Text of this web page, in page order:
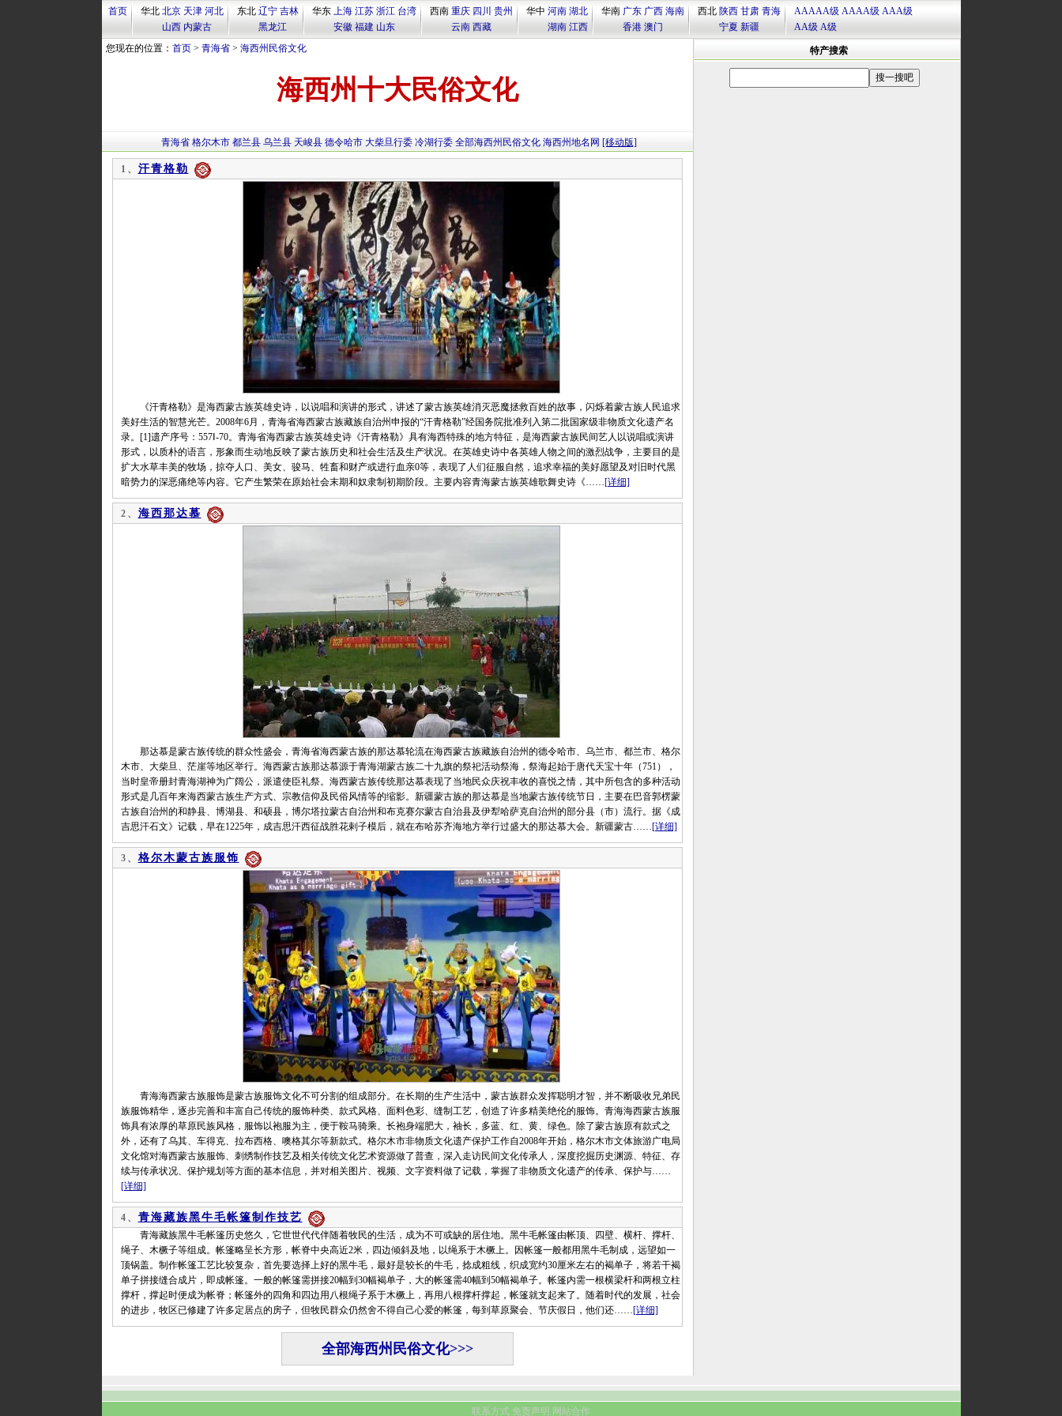
首页 华北 北京 天津 河北
山西 内蒙古
东北 辽宁 吉林
黑龙江
华东 上海 江苏 浙江 台湾
安徽 福建 山东
西南 重庆 四川 贵州
云南 西藏
华中 河南 湖北
湖南 江西
华南 广东 广西 海南
香港 澳门
西北 陕西 甘肃 青海
宁夏 新疆
AAAAA级 AAAA级 AAA级
AA级 A级
您现在的位置： 首页> 青海省> 海西州民俗文化
海西州十大民俗文化
青海省 格尔木市 都兰县 乌兰县 天峻县 德令哈市 大柴旦行委 冷湖行委 全部海西州民俗文化 海西州地名网 [移动版]
1、 汗青格勒
《汗青格勒》是海西蒙古族英雄史诗，以说唱和演讲的形式，讲述了蒙古族英雄消灭恶魔拯救百姓的故事，闪烁着蒙古族人民追求
美好生活的智慧光芒。2008年6月，青海省海西蒙古族藏族自治州申报的“汗青格勒”经国务院批准列入第二批国家级非物质文化遗产名
录。[1]遗产序号：557Ⅰ-70。青海省海西蒙古族英雄史诗《汗青格勒》具有海西特殊的地方特征，是海西蒙古族民间艺人以说唱或演讲
形式，以质朴的语言，形象而生动地反映了蒙古族历史和社会生活及生产状况。在英雄史诗中各英雄人物之间的激烈战争，主要目的是
扩大水草丰美的牧场，掠夺人口、美女、骏马、牲畜和财产或进行血亲0等，表现了人们征服自然，追求幸福的美好愿望及对旧时代黑
暗势力的深恶痛绝等内容。它产生繁荣在原始社会末期和奴隶制初期阶段。主要内容青海蒙古族英雄歌舞史诗《……[详细]
2、 海西那达慕
那达慕是蒙古族传统的群众性盛会，青海省海西蒙古族的那达慕轮流在海西蒙古族藏族自治州的德令哈市、乌兰市、都兰市、格尔
木市、大柴旦、茫崖等地区举行。海西蒙古族那达慕源于青海湖蒙古族二十九旗的祭祀活动祭海，祭海起始于唐代天宝十年（751），
当时皇帝册封青海湖神为广阔公，派遣使臣礼祭。海西蒙古族传统那达慕表现了当地民众庆祝丰收的喜悦之情，其中所包含的多种活动
形式是几百年来海西蒙古族生产方式、宗教信仰及民俗风情等的缩影。新疆蒙古族的那达慕是当地蒙古族传统节日，主要在巴音郭楞蒙
古族自治州的和静县、博湖县、和硕县，博尔塔拉蒙古自治州和布克赛尔蒙古自治县及伊犁哈萨克自治州的部分县（市）流行。据《成
吉思汗石文》记载，早在1225年，成吉思汗西征战胜花剌子模后，就在布哈苏齐海地方举行过盛大的那达慕大会。新疆蒙古……[详细]
3、 格尔木蒙古族服饰
青海海西蒙古族服饰是蒙古族服饰文化不可分割的组成部分。在长期的生产生活中，蒙古族群众发挥聪明才智，并不断吸收兄弟民
族服饰精华，逐步完善和丰富自己传统的服饰种类、款式风格、面料色彩、缝制工艺，创造了许多精美绝伦的服饰。青海海西蒙古族服
饰具有浓厚的草原民族风格，服饰以袍服为主，便于鞍马骑乘。长袍身端肥大，袖长，多蓝、红、黄、绿色。除了蒙古族原有款式之
外，还有了乌其、车得克、拉布西格、噢格其尔等新款式。格尔木市非物质文化遗产保护工作自2008年开始，格尔木市文体旅游广电局
文化馆对海西蒙古族服饰、刺绣制作技艺及相关传统文化艺术资源做了普查，深入走访民间文化传承人，深度挖掘历史渊源、特征、存
续与传承状况、保护规划等方面的基本信息，并对相关图片、视频、文字资料做了记载，掌握了非物质文化遗产的传承、保护与……
[详细]
4、 青海藏族黑牛毛帐篷制作技艺
青海藏族黑牛毛帐篷历史悠久，它世世代代伴随着牧民的生活，成为不可或缺的居住地。黑牛毛帐篷由帐顶、四壁、横杆、撑杆、
绳子、木橛子等组成。帐篷略呈长方形，帐脊中央高近2米，四边倾斜及地，以绳系于木橛上。因帐篷一般都用黑牛毛制成，远望如一
顶锅盖。制作帐篷工艺比较复杂，首先要选择上好的黑牛毛，最好是较长的牛毛，捻成粗线，织成宽约30厘米左右的褐单子，将若干褐
单子拼接缝合成片，即成帐篷。一般的帐篷需拼接20幅到30幅褐单子，大的帐篷需40幅到50幅褐单子。帐篷内需一根横梁杆和两根立柱
撑杆，撑起时便成为帐脊；帐篷外的四角和四边用八根绳子系于木橛上，再用八根撑杆撑起，帐篷就支起来了。随着时代的发展，社会
的进步，牧区已修建了许多定居点的房子，但牧民群众仍然舍不得自己心爱的帐篷，每到草原聚会、节庆假日，他们还……[详细]
全部海西州民俗文化>>>
特产搜索
联系方式 免责声明 网站合作